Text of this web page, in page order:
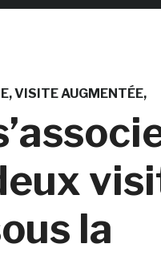
VISITE AUGMENTÉE
la